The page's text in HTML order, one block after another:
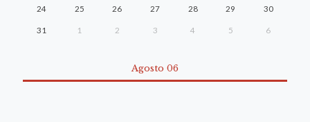
24 25 26 27 28 29 30
31 1 2 3 4 5 6
Agosto 06